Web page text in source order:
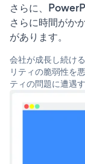
さらに、
さらに時間がか
があります。
会社が成長し続け
リティの脆弱性を
ティの問題に遭遇